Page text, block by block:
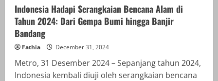
Indonesia Hadapi Serangkaian Bencana Alam di
Tahun 2024: Dari Gempa Bumi hingga Banjir
Bandang
Fathia December 31, 2024
Metro, 31 Desember 2024 – Sepanjang tahun 2024,
Indonesia kembali diuji oleh serangkaian bencana